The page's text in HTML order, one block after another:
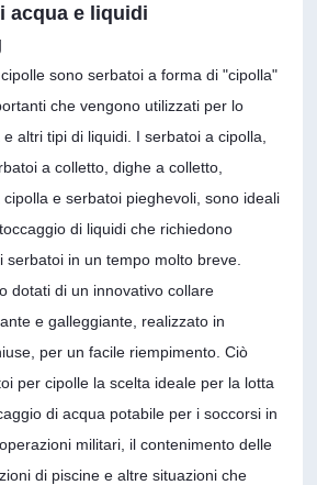
acqua e liquidi
sono serbatoi a forma di "cipolla"
che vengono utilizzati per lo
altri tipi di liquidi. I serbatoi a cipolla,
a colletto, dighe a colletto,
e serbatoi pieghevoli, sono ideali
di liquidi che richiedono
serbatoi in un tempo molto breve.
dotati di un innovativo collare
e galleggiante, realizzato in
per un facile riempimento. Ciò
per cipolle la scelta ideale per la lotta
di acqua potabile per i soccorsi in
militari, il contenimento delle
di piscine e altre situazioni che